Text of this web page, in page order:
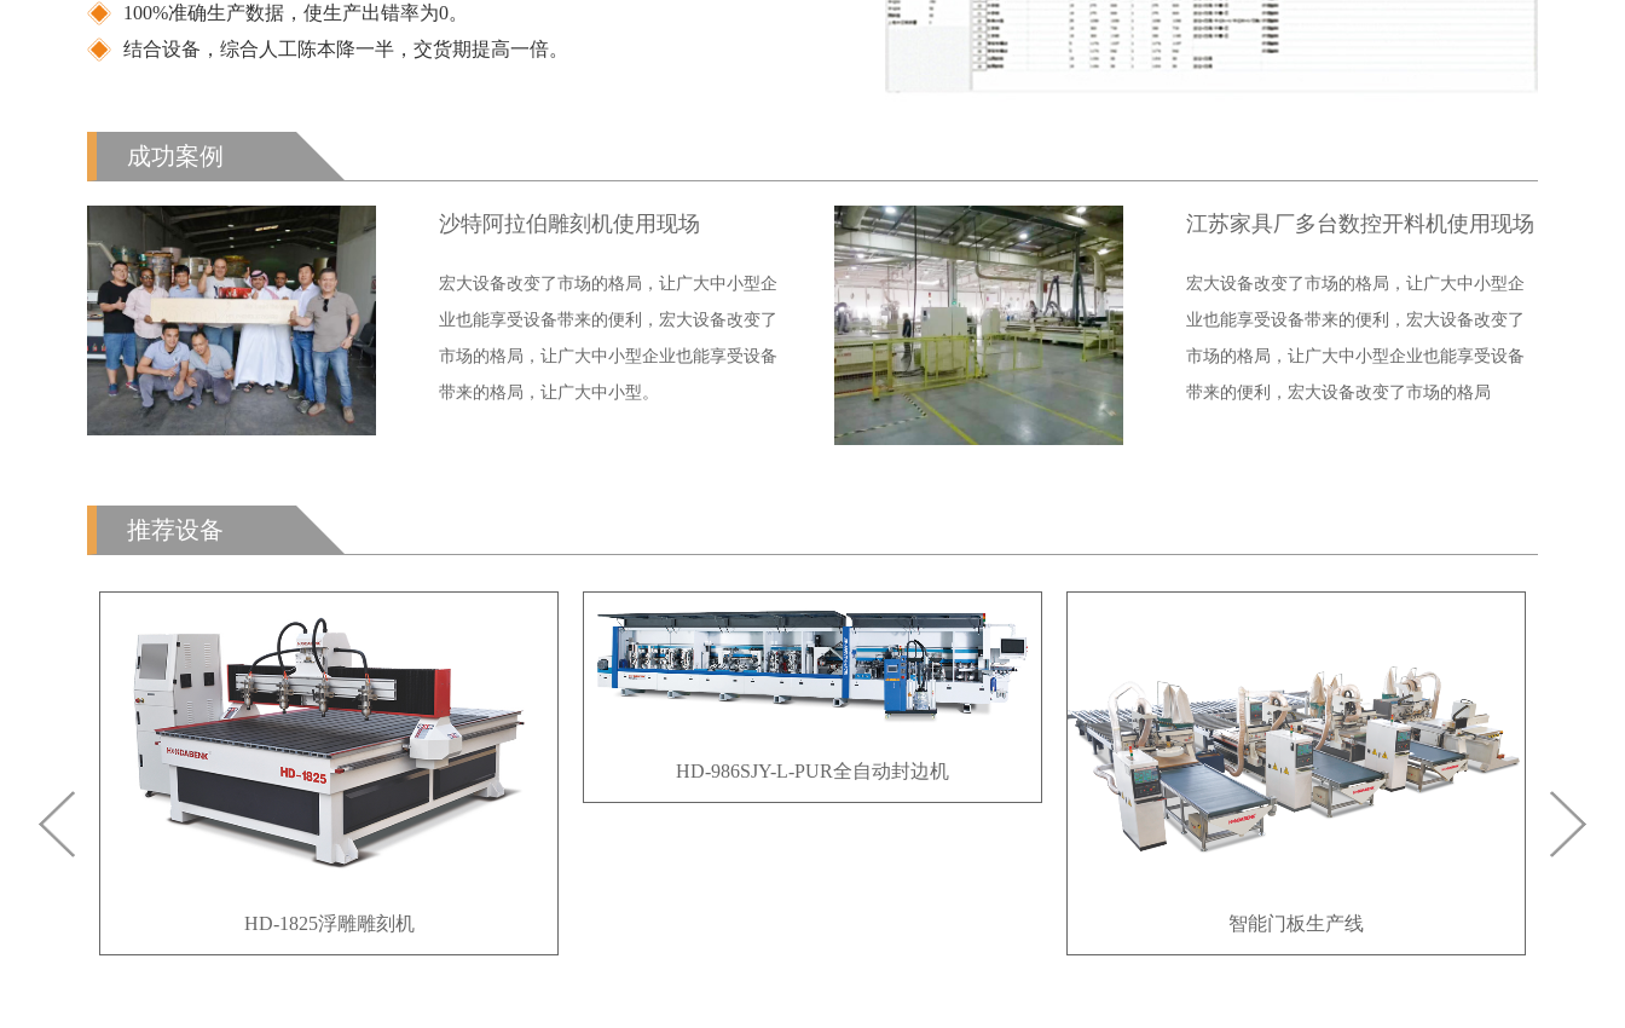
100%准确生产数据，使生产出错率为0。
结合设备，综合人工陈本降一半，交货期提高一倍。
成功案例
沙特阿拉伯雕刻机使用现场
宏大设备改变了市场的格局，让广大中小型企
业也能享受设备带来的便利，宏大设备改变了
市场的格局，让广大中小型企业也能享受设备
带来的格局，让广大中小型。
江苏家具厂多台数控开料机使用现场
宏大设备改变了市场的格局，让广大中小型企
业也能享受设备带来的便利，宏大设备改变了
市场的格局，让广大中小型企业也能享受设备
带来的便利，宏大设备改变了市场的格局
推荐设备
HD-986SJY-L-PUR全自动封边机